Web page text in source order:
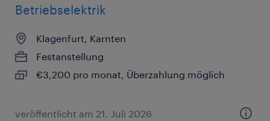
Betriebselektrik
Klagenfurt, Karnten
Festanstellung
€3,200 pro monat, Überzahlung möglich
veröffentlicht am 21. Juli 2026